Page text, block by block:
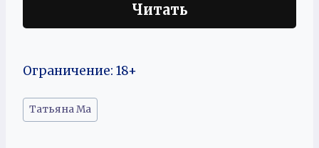
Читать
Ограничение: 18+
Метки
записи:
Татьяна Ма